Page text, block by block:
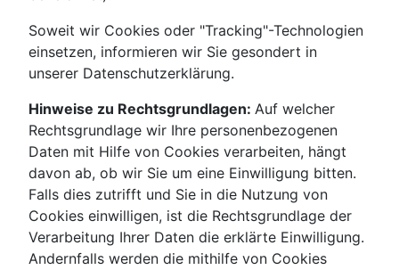
Soweit wir Cookies oder "Tracking"-Technologien
einsetzen, informieren wir Sie gesondert in
unserer Datenschutzerklärung.
Hinweise zu Rechtsgrundlagen: Auf welcher
Rechtsgrundlage wir Ihre personenbezogenen
Daten mit Hilfe von Cookies verarbeiten, hängt
davon ab, ob wir Sie um eine Einwilligung bitten.
Falls dies zutrifft und Sie in die Nutzung von
Cookies einwilligen, ist die Rechtsgrundlage der
Verarbeitung Ihrer Daten die erklärte Einwilligung.
Andernfalls werden die mithilfe von Cookies